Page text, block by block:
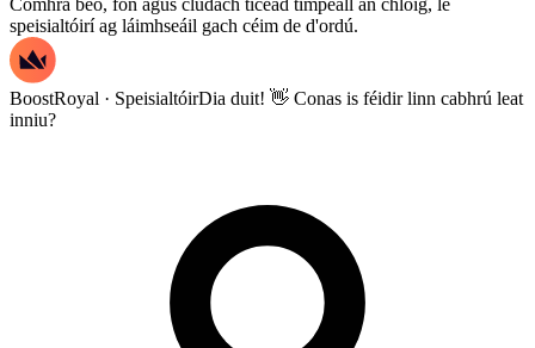
Comhrá beo, fón agus clúdach ticéad timpeall an chloig, le
speisialtóirí ag láimhseáil gach céim de d'ordú.
BoostRoyal · SpeisialtóirDia duit! 👋 Conas is féidir linn cabhrú leat
inniu?